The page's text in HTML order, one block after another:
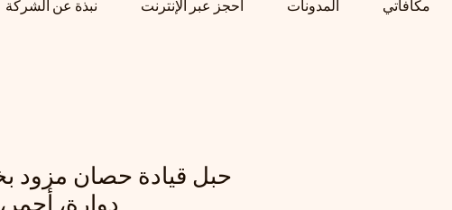
نبذة عن الشركة احجز عبر الإنترنت ألمدونات مكافآتي
حبل قيادة حصان مزود
دوارة، أحمر، 2.5 متر